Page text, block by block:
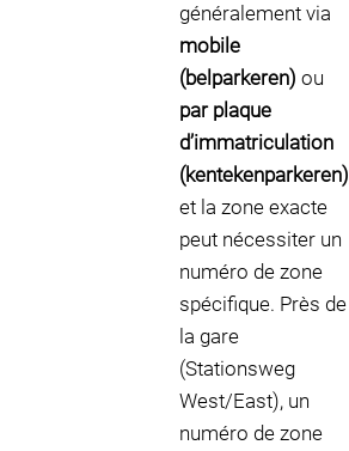
généralement via
mobile
(belparkeren) ou
par plaque
d’immatriculation
(kentekenparkeren)
et la zone exacte
peut nécessiter un
numéro de zone
spécifique. Près de
la gare
(Stationsweg
West/East), un
numéro de zone